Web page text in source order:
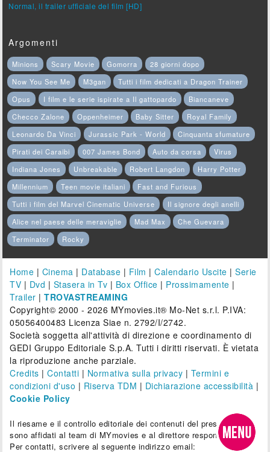
Normal, il trailer ufficiale del film [HD]
Argomenti
Minions Scary Movie Gomorra
28 giorni dopo
Now You See Me
M3gan
Tutti i film dedicati a Dragon Trainer
Opus
I film e le serie ispirate a Il gattopardo
Biancaneve
Checco Zalone
Oppenheimer Baby Sitter
Royal Family
Leonardo Da Vinci
Jurassic Park - World
Cinquanta sfumature
Pirati dei Caraibi
007 James Bond Auto da corsa
Virus
Indiana Jones
Unbreakable Robert Langdon
Harry Potter
Millennium
Teen movie italiani
Fast and Furious
Tutti i film del Marvel Cinematic Universe
Il signore degli anelli
Alice nel paese delle meraviglie
Mad Max
Che Guevara
Terminator
Rocky
Home | Cinema | Database | Film |Calendario Uscite |Serie
TV | Dvd | Stasera in Tv | Box Office | Prossimamente |
Trailer |TROVASTREAMING
Copyright© 2000 - 2026 MYmovies.it® Mo-Net s.r.l. P.IVA:
05056400483 Licenza Siae n. 2792/I/2742.
Società soggetta all'attività di direzione e coordinamento di
GEDI Gruppo Editoriale S.p.A. Tutti i diritti riservati. È vietata
la riproduzione anche parziale.
Credits |Contatti | Normativa sulla privacy | Termini e
condizioni d'uso | Riserva TDM | Dichiarazione accessibilità |
Cookie Policy
Il riesame e il controllo editoriale dei contenuti del presente sito
sono affidati al team di MYmovies e al direttore responsabile.
Per contatti, scrivere al seguente indirizzo email: